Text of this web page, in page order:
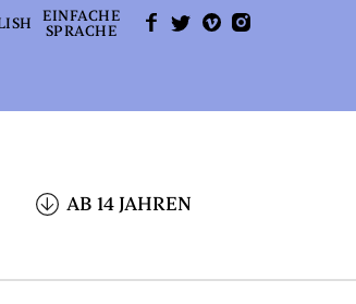
EINFACHE
SPRACHE
FACEBOOK
TWITTER
VIMEO
AB 14 JAHREN